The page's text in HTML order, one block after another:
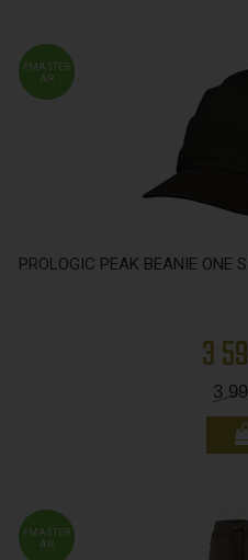
FMASTER
ÁR
PROLOGIC PEAK BEANIE ONE
3
3
FMASTER
ÁR